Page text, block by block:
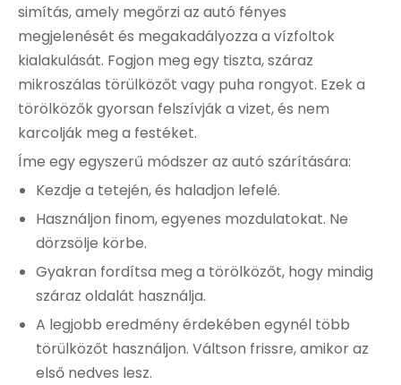
simítás, amely megőrzi az autó fényes
megjelenését és megakadályozza a vízfoltok
kialakulását. Fogjon meg egy tiszta, száraz
mikroszálas törülközőt vagy puha rongyot. Ezek a
törölközők gyorsan felszívják a vizet, és nem
karcolják meg a festéket.
Íme egy egyszerű módszer az autó szárítására:
Kezdje a tetején, és haladjon lefelé.
Használjon finom, egyenes mozdulatokat. Ne
dörzsölje körbe.
Gyakran fordítsa meg a törölközőt, hogy mindig
száraz oldalát használja.
A legjobb eredmény érdekében egynél több
törülközőt használjon. Váltson frissre, amikor az
első nedves lesz.